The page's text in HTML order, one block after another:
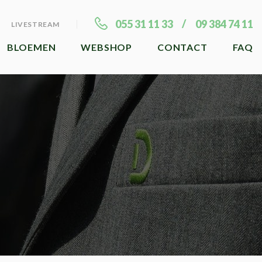
LIVESTREAM 055 31 11 33 09 384 74 11
BLOEMEN WEBSHOP CONTACT FAQ